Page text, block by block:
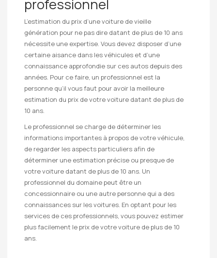
professionnel
L’estimation du prix d’une voiture de vieille
génération pour ne pas dire datant de plus de 10 ans
nécessite une expertise. Vous devez disposer d’une
certaine aisance dans les véhicules et d’une
connaissance approfondie sur ces autos depuis des
années. Pour ce faire, un professionnel est la
personne qu’il vous faut pour avoir la meilleure
estimation du prix de votre voiture datant de plus de
10 ans.
Le professionnel se charge de déterminer les
informations importantes à propos de votre véhicule,
de regarder les aspects particuliers afin de
déterminer une estimation précise ou presque de
votre voiture datant de plus de 10 ans. Un
professionnel du domaine peut être un
concessionnaire ou une autre personne qui a des
connaissances sur les voitures. En optant pour les
services de ces professionnels, vous pouvez estimer
plus facilement le prix de votre voiture de plus de 10
ans.